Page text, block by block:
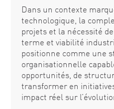
Dans un contexte
technologique, la
projets et la nécessité
terme et viabilité
positionne comme une
organisationnelle
opportunités, de
transformer en
impact réel sur